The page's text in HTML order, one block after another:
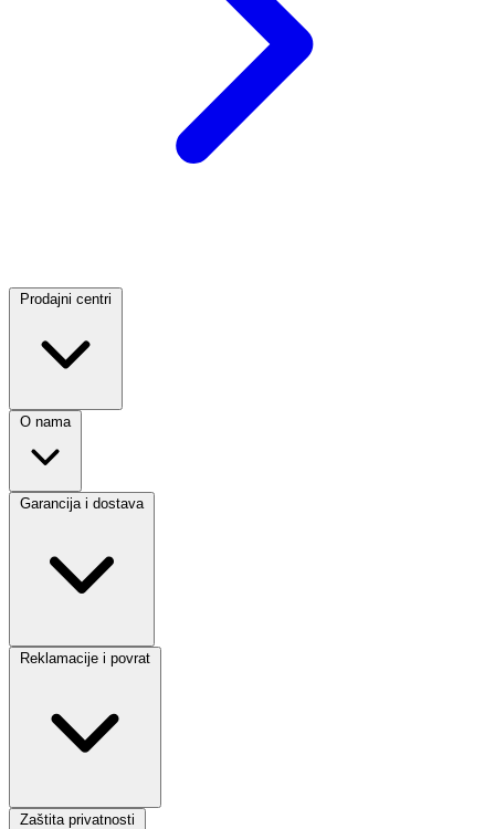
Prodajni centri
O nama
Garancija i dostava
Reklamacije i povrat
Zaštita privatnosti